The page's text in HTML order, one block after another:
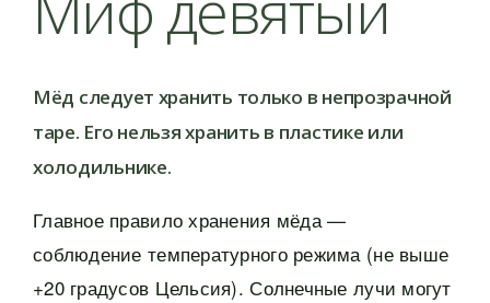
Мёд следует хранить только в непрозрачной
таре. Его нельзя хранить в пластике или
холодильнике.
Главное правило хранения мёда —
соблюдение температурного режима (не выше
+20 градусов Цельсия). Солнечные лучи могут